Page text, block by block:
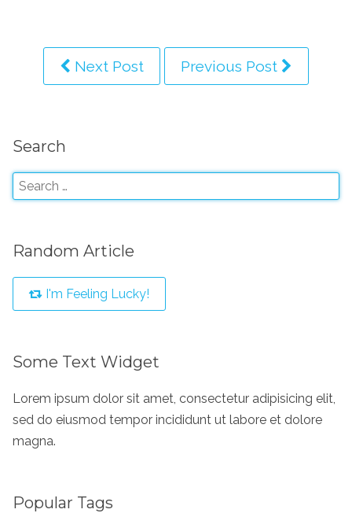
Next Post Previous Post
Search
Random Article
I'm Feeling Lucky!
Some Text Widget
Lorem ipsum dolor sit amet, consectetur adipisicing elit,
sed do eiusmod tempor incididunt ut labore et dolore
magna.
Popular Tags